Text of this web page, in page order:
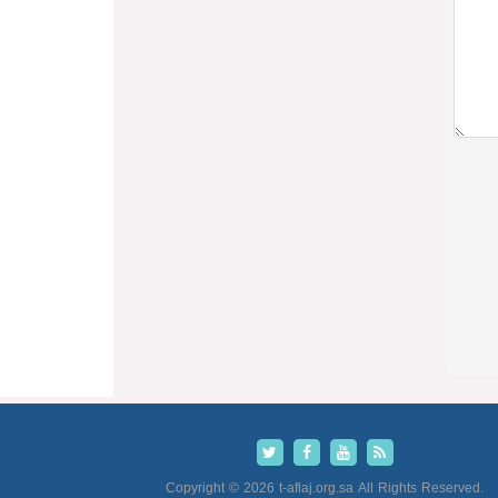
Copyright © 2026 t-aflaj.org.sa All Rights Reserved.